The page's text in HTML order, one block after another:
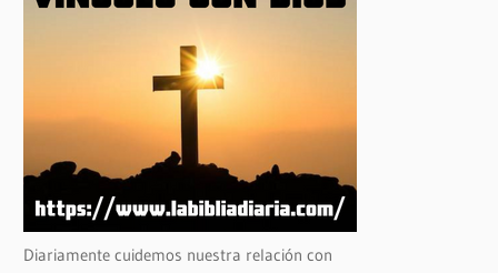
Diariamente cuidemos nuestra relación con